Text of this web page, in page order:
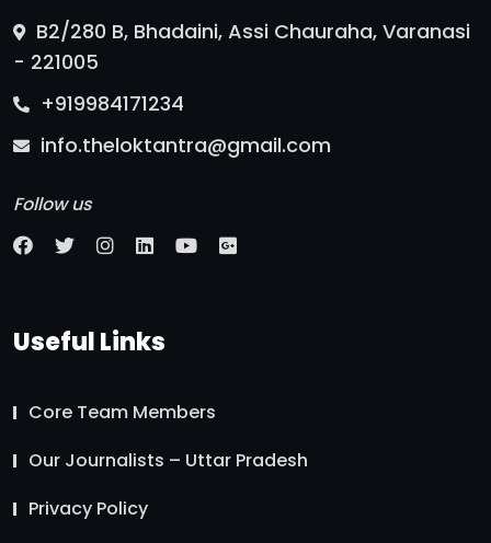
B2/280 B, Bhadaini, Assi Chauraha, Varanasi
- 221005
+919984171234
info.theloktantra@gmail.com
Follow us
Useful Links
Core Team Members
Our Journalists – Uttar Pradesh
Privacy Policy